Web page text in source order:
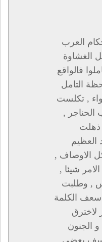
العرب
الغشاوة
فالواقع
التامل
, تكلست
الحناجر ,
ذهلت
الاوصاف ,
شيئا ,
, وطلبت
الكلمة
لاخترق
الجنون
بعضي ,